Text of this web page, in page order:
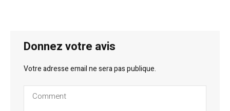
Donnez votre avis
Votre adresse email ne sera pas publique.